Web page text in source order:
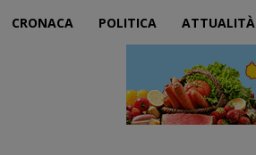
CRONACA POLITICA ATTUALITÀ